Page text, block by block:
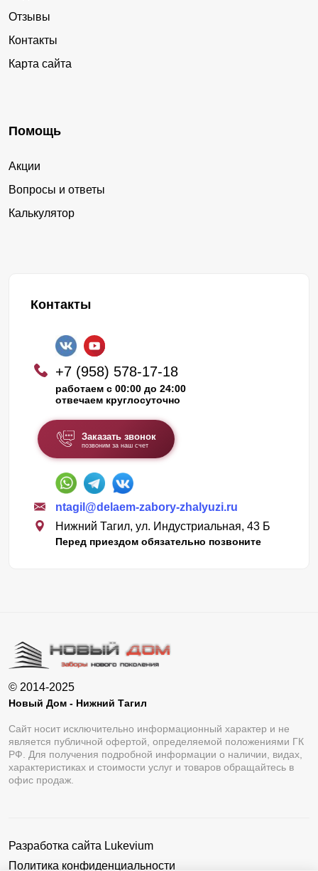
Отзывы
Контакты
Карта сайта
Помощь
Акции
Вопросы и ответы
Калькулятор
Контакты
+7 (958) 578-17-18
работаем с 00:00 до 24:00
отвечаем круглосуточно
Заказать звонок
позвоним за наш счет
ntagil@delaem-zabory-zhalyuzi.ru
Нижний Тагил, ул. Индустриальная, 43 Б
Перед приездом обязательно позвоните
© 2014-2025
Новый Дом - Нижний Тагил
Сайт носит исключительно информационный характер и не
является публичной офертой, определяемой положениями ГК
РФ. Для получения подробной информации о наличии, видах,
характеристиках и стоимости услуг и товаров обращайтесь в
офис продаж.
Разработка сайта Lukevium
Политика конфиденциальности